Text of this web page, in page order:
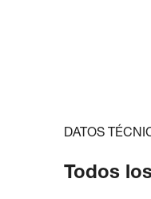
DATOS
Todos